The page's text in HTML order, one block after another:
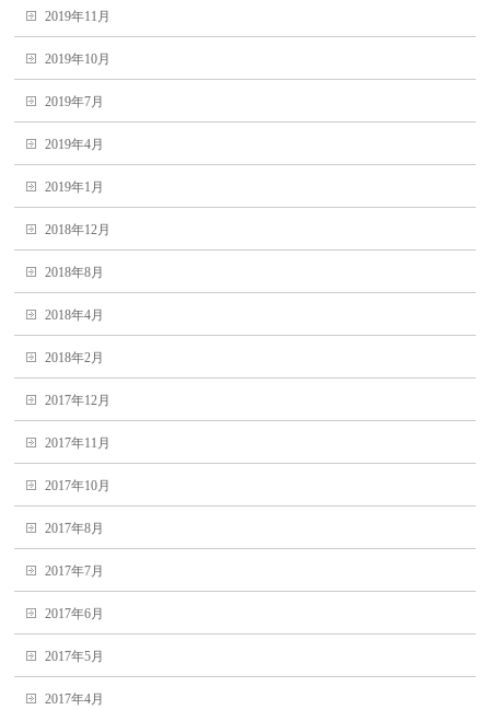
2019年11月
2019年10月
2019年7月
2019年4月
2019年1月
2018年12月
2018年8月
2018年4月
2018年2月
2017年12月
2017年11月
2017年10月
2017年8月
2017年7月
2017年6月
2017年5月
2017年4月